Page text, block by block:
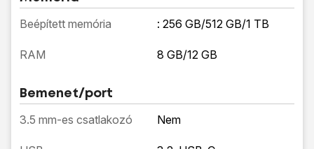
Beépített memória : 256 GB/512 GB/1 TB
RAM 8 GB/12 GB
Bemenet/port
3.5 mm-es csatlakozó Nem